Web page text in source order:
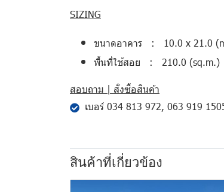
SIZING
ขนาดอาคาร : 10.0 x 21.0
พื้นที่ใช้สอย : 210.0 (sq.m.)
สอบถาม | สั่งซื้อสินค้า
เบอร์ 034 813 972, 063 919
สินค้าที่เกี่ยวข้อง